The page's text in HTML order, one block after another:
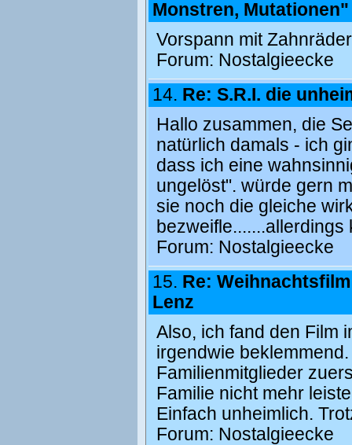
Monstren, Mutationen"
Vorspann mit
Forum: Nostalgieecke
14. Re: S.R.I. die
Hallo zusammen, die
natürlich damals - ich
dass ich eine
ungelöst". würde gern
sie noch die gleiche
Forum: Nostalgieecke
15. Re:
Lenz
Also, ich fand den Film
irgendwie
Familienmitglieder
Familie nicht mehr
Einfach unheimlich.
Forum: Nostalgieecke